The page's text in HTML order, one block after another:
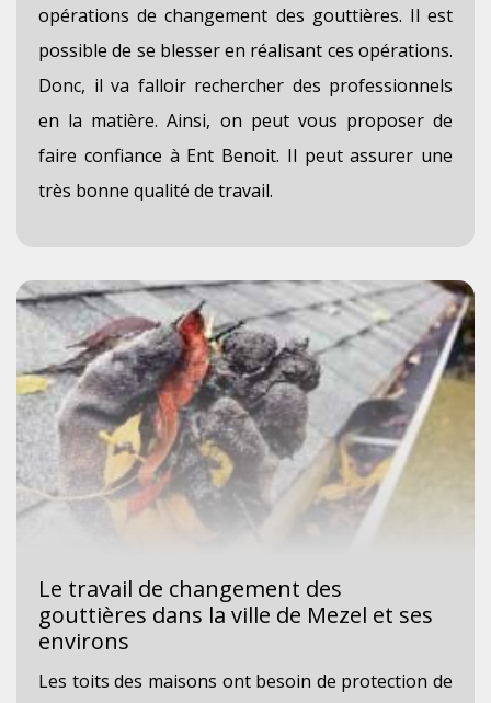
opérations de changement des gouttières. Il est
possible de se blesser en réalisant ces opérations.
Donc, il va falloir rechercher des professionnels
en la matière. Ainsi, on peut vous proposer de
faire confiance à Ent Benoit. Il peut assurer une
très bonne qualité de travail.
Le travail de changement des
gouttières dans la ville de Mezel et ses
environs
Les toits des maisons ont besoin de protection de